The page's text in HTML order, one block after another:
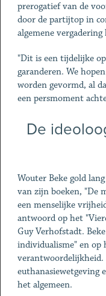
prerogatief van de
door de partijtop in
algemene
"Dit is een tijdelijke
garanderen. We
worden gevormd, al
een persmoment
De
Wouter Beke gold
van zijn boeken, "De
een menselijke
antwoord op het
Guy Verhofstadt.
individualisme" en op
euthanasiewetgeving
het algemeen.